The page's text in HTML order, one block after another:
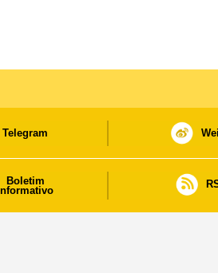
Telegram
Boletim